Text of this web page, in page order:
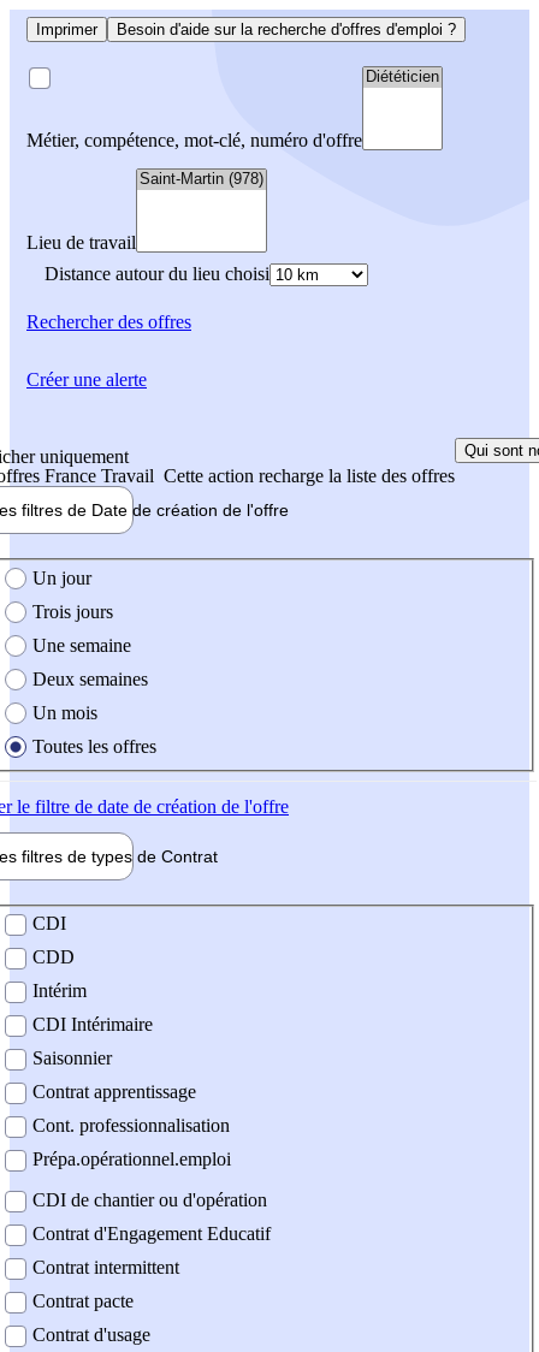
Imprimer Besoin d'aide sur la recherche d'offres d'emploi ?
Métier, compétence, mot-clé, numéro d'offre
Lieu de travail
Distance autour du lieu choisi
Rechercherdes offres
uniquement
France Travail Cette action recharge la liste des offres
Qui sont
filtres de Date de création de l'offre
création de l'offre
Un jour
Trois jours
Une semaine
Deux semaines
Un mois
Toutes les offres
le filtre de date de création de l'offre
filtres de types de Contrat
contrat
CDI
CDD
Intérim
CDI Intérimaire
Saisonnier
Contrat apprentissage
Cont. professionnalisation
Prépa.opérationnel.emploi
CDI de chantier ou d'opération
Contrat d'Engagement Educatif
Contrat intermittent
Contrat pacte
Contrat d'usage
Créer une alerte